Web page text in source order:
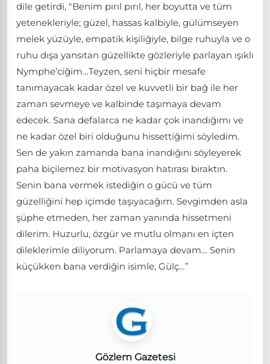
dile getirdi, "Benim pırıl pırıl, her boyutta ve tüm
yetenekleriyle; güzel, hassas kalbiyle, gülümseyen
melek yüzüyle, empatik kişiliğiyle, bilge ruhuyla ve o
ruhu dışa yansıtan güzellikte gözleriyle parlayan ışıklı
Nymphe’ciğim…Teyzen, seni hiçbir mesafe
tanımayacak kadar özel ve kuvvetli bir bağ ile her
zaman sevmeye ve kalbinde taşımaya devam
edecek. Sana defalarca ne kadar çok inandığımı ve
ne kadar özel biri olduğunu hissettiğimi söyledim.
Sen de yakın zamanda bana inandığını söyleyerek
paha biçilemez bir motivasyon hatırası bıraktın.
Senin bana vermek istediğin o gücü ve tüm
güzelliğini hep içimde taşıyacağım. Sevgimden asla
şüphe etmeden, her zaman yanında hissetmeni
dilerim. Huzurlu, özgür ve mutlu olmanı en içten
dileklerimle diliyorum. Parlamaya devam… Senin
küçükken bana verdiğin isimle, Gülç…”
Gözlem Gazetesi